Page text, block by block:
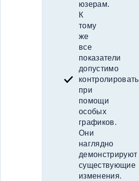
юзерам.
К
тому
же
все
показатели
допустимо
контролировать
при
помощи
особых
графиков.
Они
наглядно
демонстрируют
существующие
изменения.